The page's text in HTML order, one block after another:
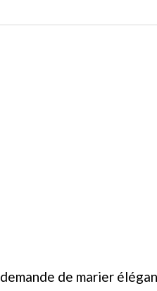
demande de marier